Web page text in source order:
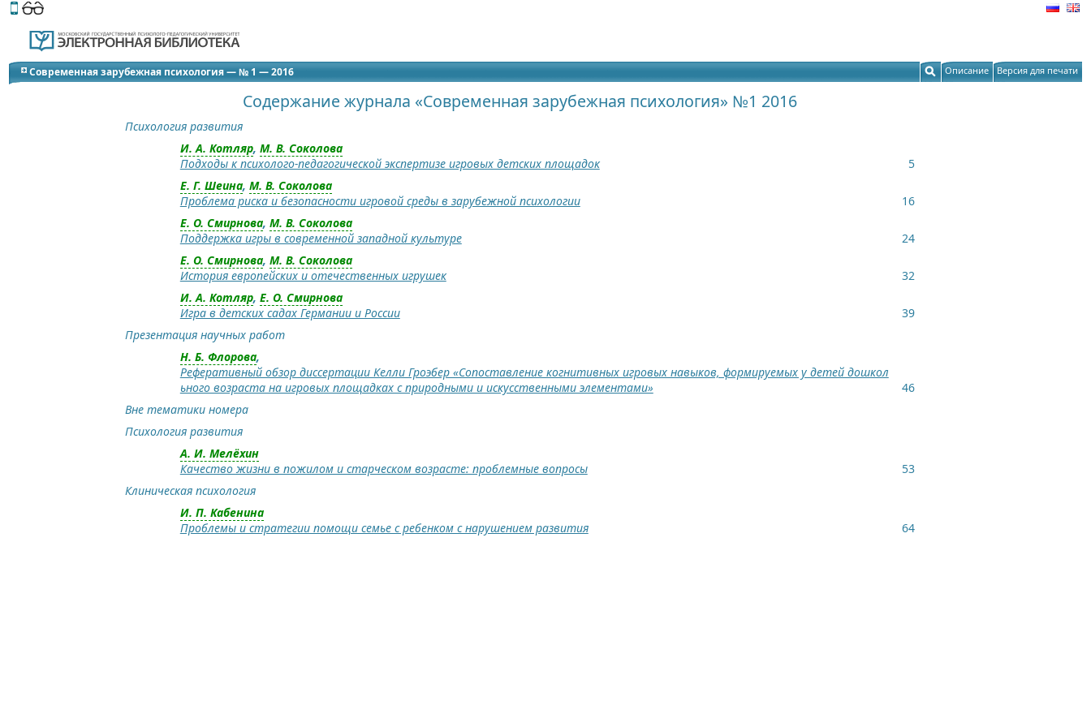
Этот сайт поддерживает
Современная зарубежная психология — № 1 — 2016 Описание Версия для печати
Содержание журнала «Современная зарубежная психология» №1 2016
Психология развития
И. А. Котляр, М. В. Соколова
Подходы к психолого-педагогической экспертизе игровых детских площадок
5
Е. Г. Шеина, М. В. Соколова
Проблема риска и безопасности игровой среды в зарубежной психологии
16
Е. О. Смирнова, М. В. Соколова
Поддержка игры в современной западной культуре
24
Е. О. Смирнова, М. В. Соколова
История европейских и отечественных игрушек
32
И. А. Котляр, Е. О. Смирнова
Игра в детских садах Германии и России
39
Презентация научных работ
Н. Б. Флорова,
Реферативный обзор диссертации Келли Гроэбер «Сопоставление когнитивных игровых навыков, формируемых у детей дошкол
ьного возраста на игровых площадках с природными и искусственными элементами»
46
Вне тематики номера
Психология развития
А. И. Мелёхин
Качество жизни в пожилом и старческом возрасте: проблемные вопросы
53
Клиническая психология
И. П. Кабенина
Проблемы и стратегии помощи семье с ребенком с нарушением развития
64